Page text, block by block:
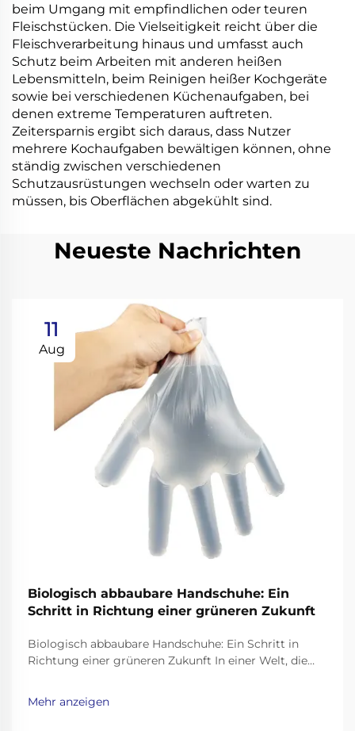
beim Umgang mit empfindlichen oder teuren
Fleischstücken. Die Vielseitigkeit reicht über die
Fleischverarbeitung hinaus und umfasst auch
Schutz beim Arbeiten mit anderen heißen
Lebensmitteln, beim Reinigen heißer Kochgeräte
sowie bei verschiedenen Küchenaufgaben, bei
denen extreme Temperaturen auftreten.
Zeitersparnis ergibt sich daraus, dass Nutzer
mehrere Kochaufgaben bewältigen können, ohne
ständig zwischen verschiedenen
Schutzausrüstungen wechseln oder warten zu
müssen, bis Oberflächen abgekühlt sind.
Neueste Nachrichten
11
Aug
Biologisch abbaubare Handschuhe: Ein
Schritt in Richtung einer grüneren Zukunft
Biologisch abbaubare Handschuhe: Ein Schritt in
Richtung einer grüneren Zukunft In einer Welt, die
wichtiger denn je, umweltfreundliche Alternativen zu
Alltagsprodukten zu finden. Einweghandschuhe, weit
Mehr anzeigen